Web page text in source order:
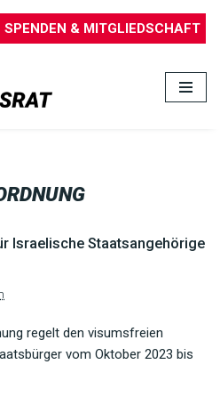
SPENDEN & MITGLIEDSCHAFT
Israelische Staatsangehörige
regelt den visumsfreien
vom Oktober 2023 bis